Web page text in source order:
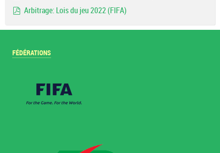
Arbitrage: Lois du jeu 2022 (FIFA)
FÉDÉRATIONS